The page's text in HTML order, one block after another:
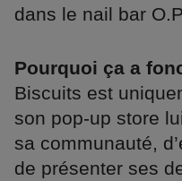
dans le nail bar
Pourquoi ça a
Biscuits est
son pop-up store
sa communauté,
de présenter ses